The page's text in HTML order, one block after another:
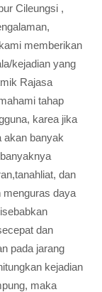
Cileungsi ,
memberikan
kejadian yang
Rajasa
tahap
karea jika
akan banyak
dan
menguras daya
dan
pada jarang
kejadian
maka